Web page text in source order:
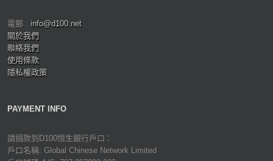
電郵 : info@d100.net
關於我們
聯絡我們
使用條款
隱私權政策
PAYMENT INFO
請捐款到D100恒生銀行戶口：
戶口名稱: Global Chinese Network Limited